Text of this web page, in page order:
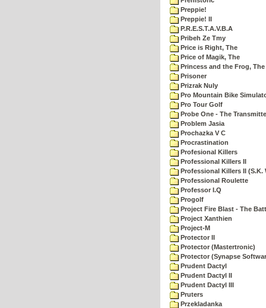
Preppie!
Preppie! II
P.R.E.S.T.A.V.B.A
Pribeh Ze Tmy
Price is Right, The
Price of Magik, The
Princess and the Frog, The
Prisoner
Prizrak Nuly
Pro Mountain Bike
Pro Tour Golf
Probe One - The
Problem Jasia
Prochazka V C
Procrastination
Profesional Killers
Professional Killers II
Professional Killers II (S.K.
Professional Roulette
Professor I.Q
Progolf
Project Fire Blast - The
Project Xanthien
Project-M
Protector II
Protector (Mastertronic)
Protector (Synapse
Prudent Dactyl
Prudent Dactyl II
Prudent Dactyl III
Pruters
Przekladanka